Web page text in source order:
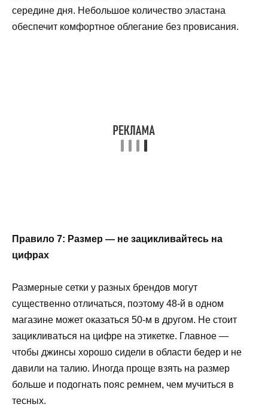
середине дня. Небольшое количество эластана
обеспечит комфортное облегание без провисания.
Правило 7: Размер — не зацикливайтесь на
цифрах
Размерные сетки у разных брендов могут
существенно отличаться, поэтому 48-й в одном
магазине может оказаться 50-м в другом. Не стоит
зацикливаться на цифре на этикетке. Главное —
чтобы джинсы хорошо сидели в области бедер и не
давили на талию. Иногда проще взять на размер
больше и подогнать пояс ремнем, чем мучиться в
тесных.